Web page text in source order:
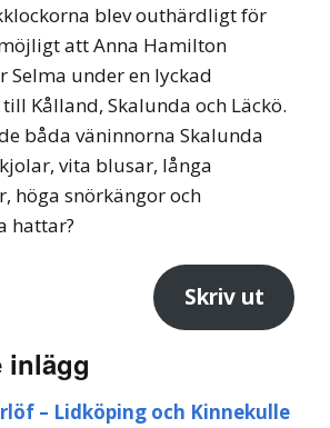
blev outhärdligt för
att Anna Hamilton
Selma under en lyckad
Kålland, Skalunda och Läckö.
båda väninnorna Skalunda
vita blusar, långa
höga snörkängor och
hattar?
Skriv ut
inlägg
– Lidköping och Kinnekulle